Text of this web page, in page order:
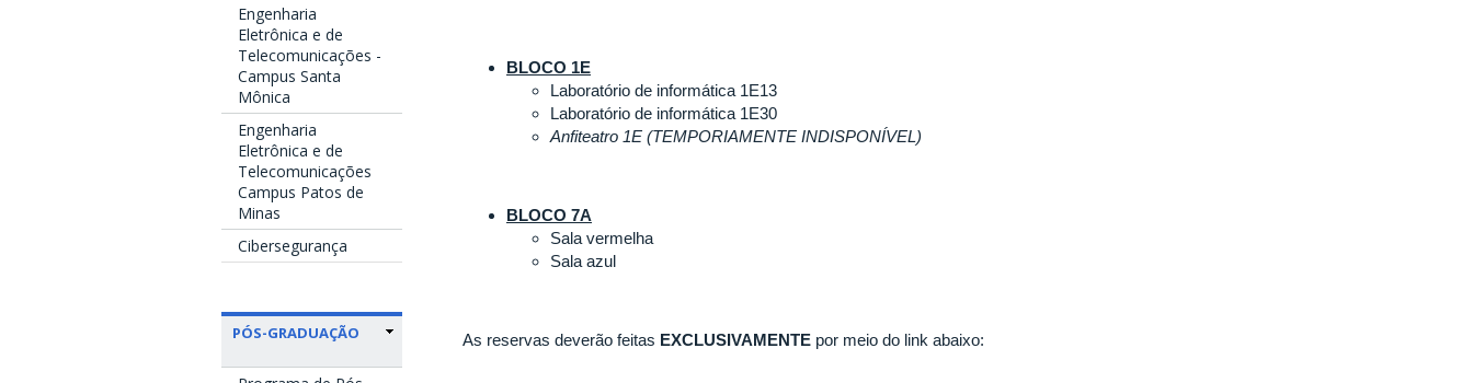
Engenharia
Eletrônica e de
Telecomunicações -
Campus Santa
Mônica
Engenharia
Eletrônica e de
Telecomunicações
Campus Patos de
Minas
Cibersegurança
PÓS-GRADUAÇÃO
BLOCO 1E
Laboratório de informática 1E13
Laboratório de informática 1E30
Anfiteatro 1E (TEMPORIAMENTE INDISPONÍVEL)
BLOCO 7A
Sala vermelha
Sala azul
As reservas deverão feitas EXCLUSIVAMENTE por meio do link abaixo: